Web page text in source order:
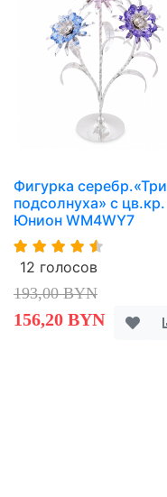
Фигурка серебр.«Три
подсолнуха» с цв.кр.
Юнион WM4WY7
12 голосов
193,00 BYN
156,20 BYN